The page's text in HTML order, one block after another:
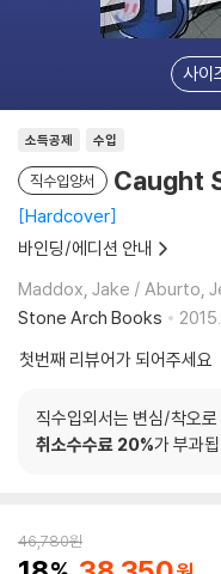
사이
소득공제 수입
직수입양서 Caught
Hardcover
바인딩/에디션 안내
Maddox, Jake / Aburto,
Stone Arch Books
첫번째 리뷰어가 되어주세요
직수입외서는 변심/착오
취소수수료 20%가 부과
46,780원